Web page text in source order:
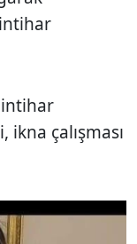
intihar
çalışması